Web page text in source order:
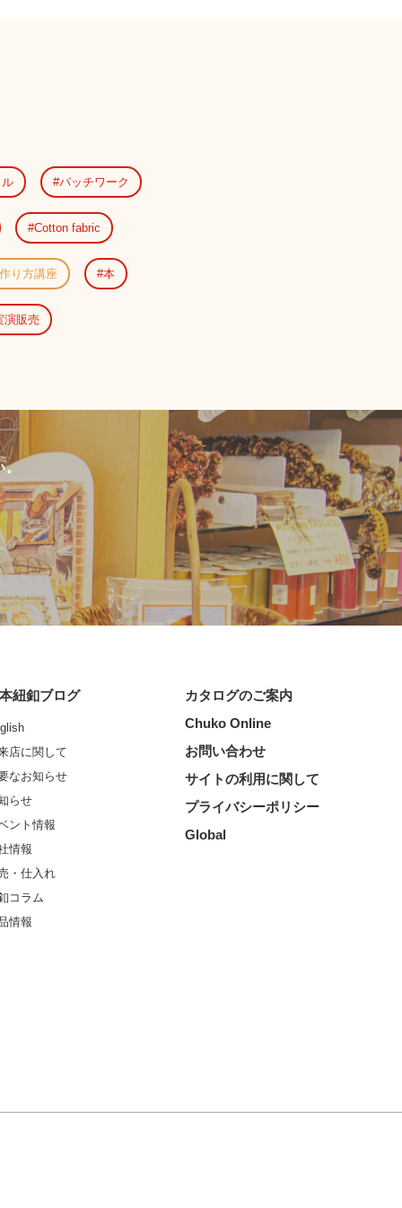
パッチワーク
Cotton fabric
り方講座 本
演販売
。
紐釦ブログ
店に関して
なお知らせ
らせ
ント情報
情報
・仕入れ
コラム
情報
カタログのご案内
Chuko Online
お問い合わせ
サイトの利用に関して
プライバシーポリシー
Global